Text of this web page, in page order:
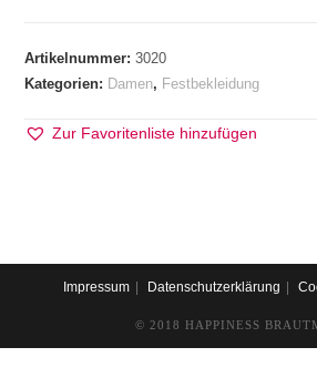
Artikelnummer:3020
Kategorien: Damen, Festbekleidung
Zur Favoritenliste hinzufügen
Impressum Datenschutzerklärung
© 2018 HAPPINESS